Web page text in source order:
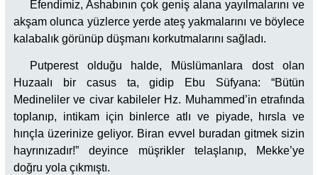
Efendimiz, Ashabının çok geniş alana yayılmalarını ve
akşam olunca yüzlerce yerde ateş yakmalarını ve böylece
kalabalık görünüp düşmanı korkutmalarını sağladı.
Putperest olduğu halde, Müslümanlara dost olan
Huzaalı bir casus ta, gidip Ebu Süfyana: “Bütün
Medineliler ve civar kabileler Hz. Muhammed’in etrafında
toplanıp, intikam için binlerce atlı ve piyade, hırsla ve
hınçla üzerinize geliyor. Biran evvel buradan gitmek sizin
hayrınızadır!” deyince müşrikler telaşlanıp, Mekke’ye
doğru yola çıkmıştı.